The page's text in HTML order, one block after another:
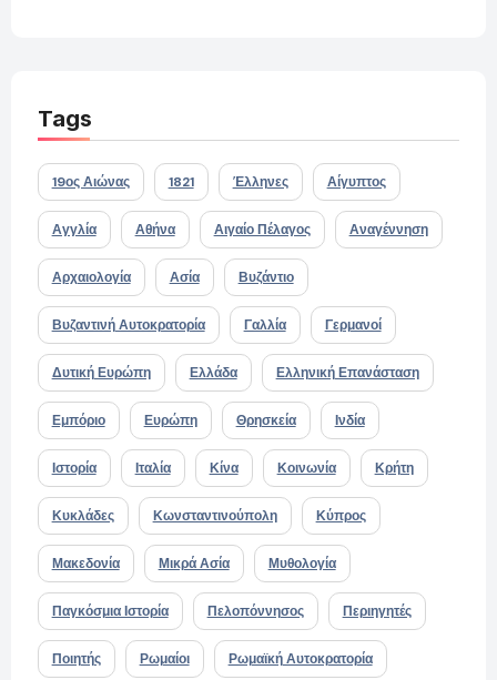
Tags
19ος Αιώνας 1821 Έλληνες Αίγυπτος
Αγγλία Αθήνα Αιγαίο Πέλαγος Αναγέννηση
Αρχαιολογία Ασία Βυζάντιο
Βυζαντινή Αυτοκρατορία Γαλλία Γερμανοί
Δυτική Ευρώπη Ελλάδα Ελληνική Επανάσταση
Εμπόριο Ευρώπη Θρησκεία Ινδία
Ιστορία Ιταλία Κίνα Κοινωνία Κρήτη
Κυκλάδες Κωνσταντινούπολη Κύπρος
Μακεδονία Μικρά Ασία Μυθολογία
Παγκόσμια Ιστορία Πελοπόννησος Περιηγητές
Ποιητής Ρωμαίοι Ρωμαϊκή Αυτοκρατορία